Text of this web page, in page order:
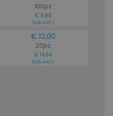
100pz
€ 9,88
(IVA incl.)
€ 12,00
20pz
€ 14,64
(IVA incl.)